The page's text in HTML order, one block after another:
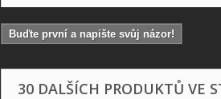
Buďte první a napište svůj názor!
30 DALŠÍCH PRODUKTŮ VE